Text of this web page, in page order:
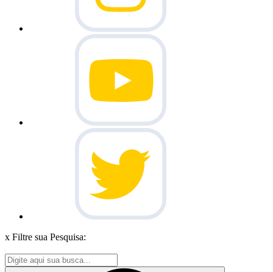
x Filtre sua Pesquisa: